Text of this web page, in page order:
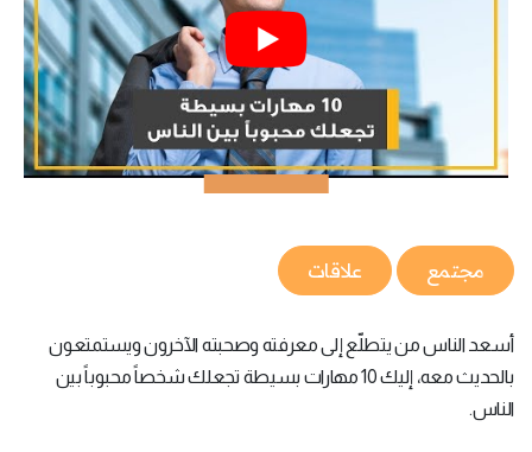
مجتمع علاقات
أسعد الناس من يتطلّع إلى معرفته وصحبته الآخرون ويستمتعون
بالحديث معه، إليك 10 مهارات بسيطة تجعلك شخصاً محبوباً بين
الناس.